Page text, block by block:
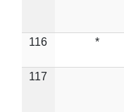
116 *
117